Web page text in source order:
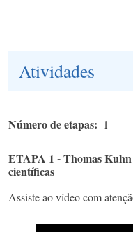
Atividades
Número de etapas 1
ETAPA 1 - Thomas
científicas
Assiste ao vídeo com